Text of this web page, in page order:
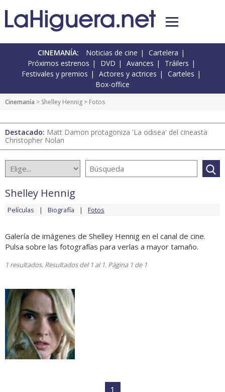
CINEMANÍA: Noticias de cine
Cartelera
Próximos estrenos
DVD Avances
Tráilers
Festivales y premios
Actores y actrices
Carteles
Box-office
Cinemanía > Shelley Hennig > Fotos
Destacado: Matt Damon protagoniza 'La odisea' del cineasta
Christopher Nolan
Shelley Hennig
Películas Biografía Fotos
Galería de imágenes de Shelley Hennig en el canal de cine.
Pulsa sobre las fotografías para verlas a mayor tamaño.
1 resultados. Resultados del 1 al 1. Página 1 de 1
1